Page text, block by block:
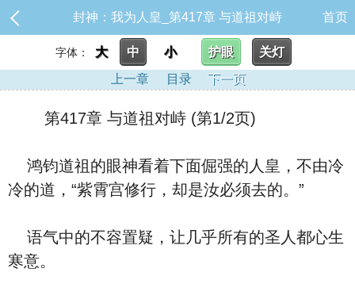
封神：我为人皇_第417章 与道祖对峙 首页
字体： 大 中 小 护眼
关灯
上一章
目录 下一页
第417章 与道祖对峙 (第1/2页)
鸿钧道祖的眼神看着下面倔强的人皇，不由冷
冷的道，“紫霄宫修行，却是汝必须去的。”
语气中的不容置疑，让几乎所有的圣人都心生
寒意。